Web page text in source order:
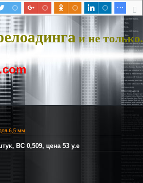
и не только.
6,5 мм
BC 0,509, цена 53 у.е